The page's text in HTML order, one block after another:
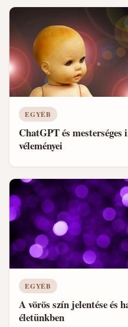
EGYÉB
ChatGPT és
véleményei
EGYÉB
A vörös szín jelentése és
életünkben